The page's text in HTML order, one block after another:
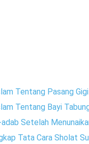
Tentang Pasang
Tentang Bayi
Setelah
Tata Cara Sholat